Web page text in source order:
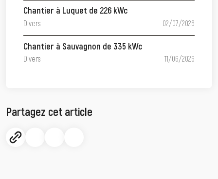
Chantier à Luquet de 226 kWc
Divers 02/07/2026
Chantier à Sauvagnon de 335 kWc
Divers 11/06/2026
Partagez cet article